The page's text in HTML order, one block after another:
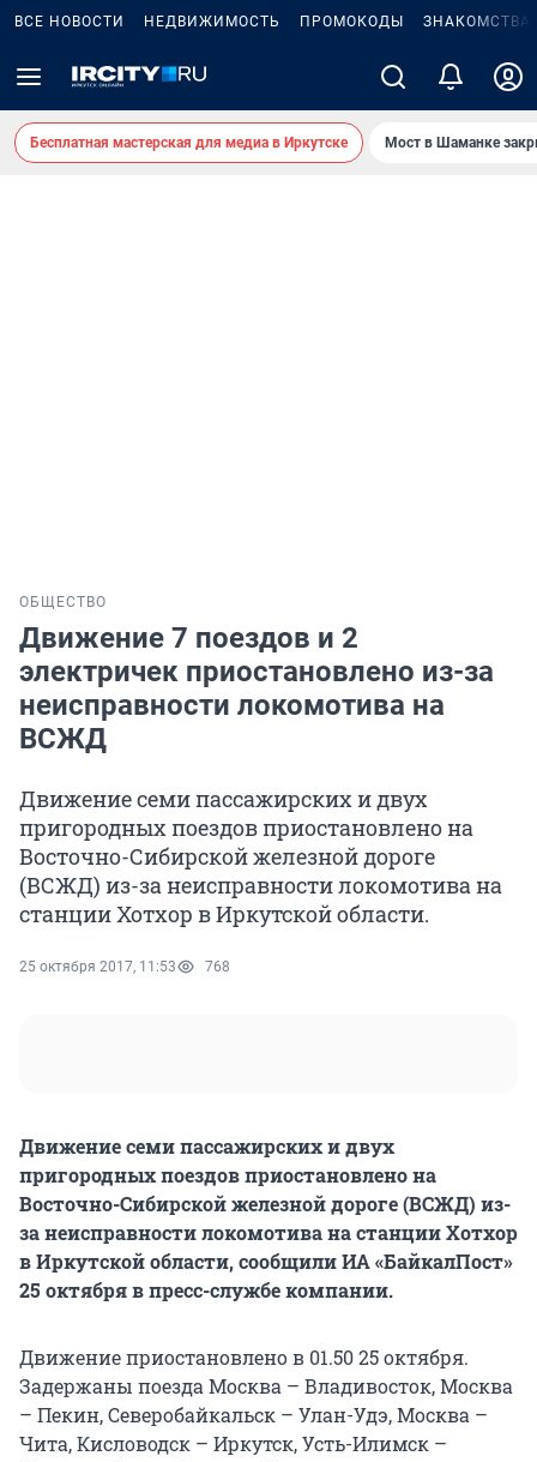
ВСЕ НОВОСТИ НЕДВИЖИМОСТЬ ПРОМОКОДЫ ЗНАКОМСТВА
Бесплатная мастерская для медиа в Иркутске Мост в Шаманке
ОБЩЕСТВО
Движение 7 поездов и 2
электричек приостановлено из-за
неисправности локомотива на
ВСЖД
Движение семи пассажирских и двух
пригородных поездов приостановлено на
Восточно-Сибирской железной дороге
(ВСЖД) из-за неисправности локомотива на
станции Хотхор в Иркутской области.
25 октября 2017, 11:53 768
Движение семи пассажирских и двух
пригородных поездов приостановлено на
Восточно-Сибирской железной дороге (ВСЖД) из-
за неисправности локомотива на станции Хотхор
в Иркутской области, сообщили ИА «БайкалПост»
25 октября в пресс-службе компании.
Движение приостановлено в 01.50 25 октября.
Задержаны поезда Москва – Владивосток, Москва
– Пекин, Северобайкальск – Улан-Удэ, Москва –
Чита, Кисловодск – Иркутск, Усть-Илимск –